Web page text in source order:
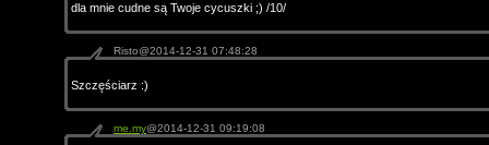
dla mnie cudne są Twoje cycuszki ;) /10/
Risto@2014-12-31 07:48:28
Szczęściarz :)
me.my@2014-12-31 09:19:08